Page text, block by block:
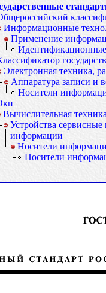
Информационные
Применение
Идентификационные
Электронная техника,
Аппаратура записи и
Носители
Вычислительная техника
Устройства
информации
Носители
Носители